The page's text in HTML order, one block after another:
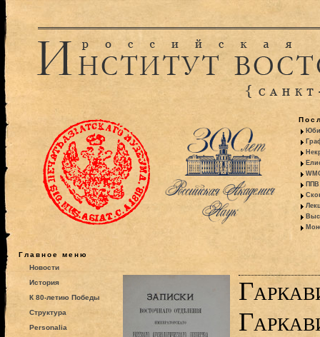
ППВ
Главное меню
Новости
История
К 80-летию Победы
Структура
Personalia